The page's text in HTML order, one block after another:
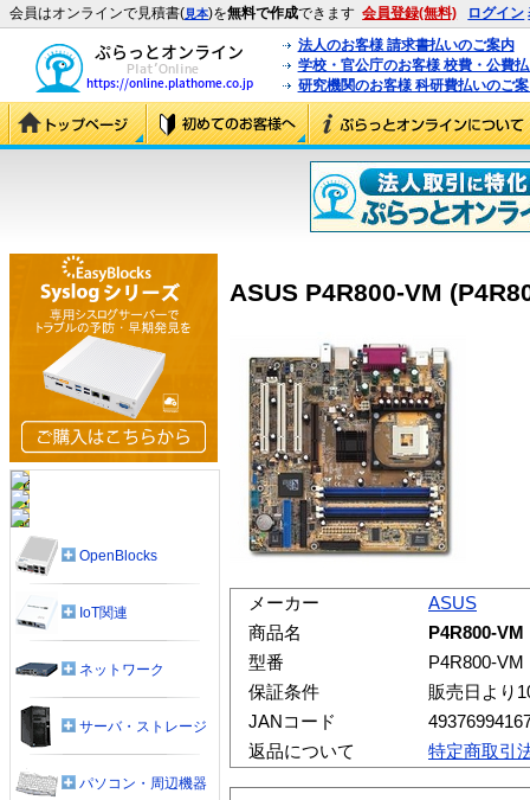
会員はオンラインで見積書(見本)を無料で作成できます 会員登録(無料) ログイン
法人のお客様 請求書払いのご案内
学校・官公庁のお客様 校費・公費
研究機関のお客様 科研費払いのご
ASUS P4R800-VM
メーカー
ASUS
商品名
P4R800-VM
型番
P4R800-VM
保証条件
販売日より
JANコード
返品について
特定商取引
OpenBlocks
IoT関連
ネットワーク
サーバ・ストレージ
パソコン・周辺機器